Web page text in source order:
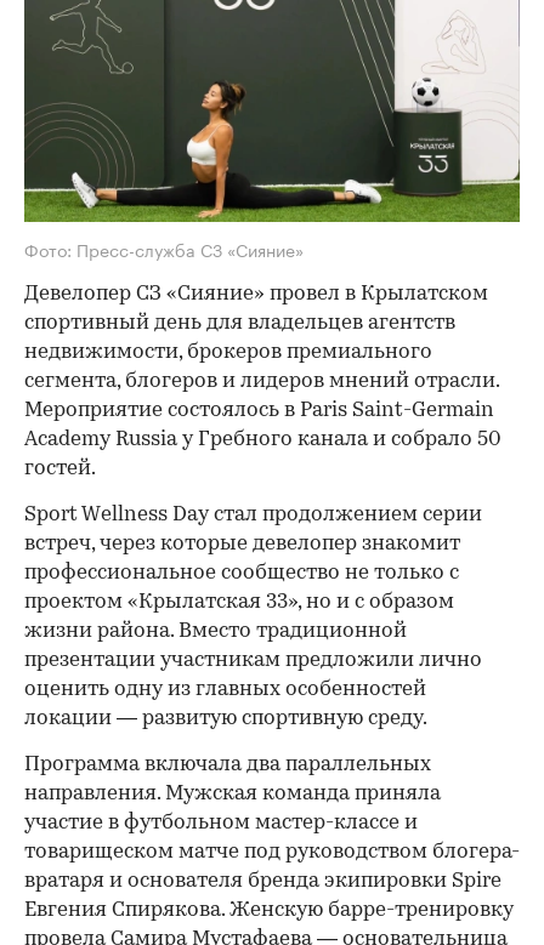
Фото: Пресс-служба СЗ «Сияние»
Девелопер СЗ «Сияние» провел в Крылатском
спортивный день для владельцев агентств
недвижимости, брокеров премиального
сегмента, блогеров и лидеров мнений отрасли.
Мероприятие состоялось в Paris Saint-Germain
Academy Russia у Гребного канала и собрало 50
гостей.
Sport Wellness Day стал продолжением серии
встреч, через которые девелопер знакомит
профессиональное сообщество не только с
проектом «Крылатская 33», но и с образом
жизни района. Вместо традиционной
презентации участникам предложили лично
оценить одну из главных особенностей
локации — развитую спортивную среду.
Программа включала два параллельных
направления. Мужская команда приняла
участие в футбольном мастер-классе и
товарищеском матче под руководством блогера-
вратаря и основателя бренда экипировки Spire
Евгения Спирякова. Женскую барре-тренировку
провела Самира Мустафаева — основательница